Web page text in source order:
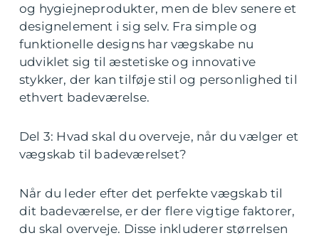
og hygiejneprodukter, men de blev senere et
designelement i sig selv. Fra simple og
funktionelle designs har vægskabe nu
udviklet sig til æstetiske og innovative
stykker, der kan tilføje stil og personlighed til
ethvert badeværelse.
Del 3: Hvad skal du overveje, når du vælger et
vægskab til badeværelset?
Når du leder efter det perfekte vægskab til
dit badeværelse, er der flere vigtige faktorer,
du skal overveje. Disse inkluderer størrelsen